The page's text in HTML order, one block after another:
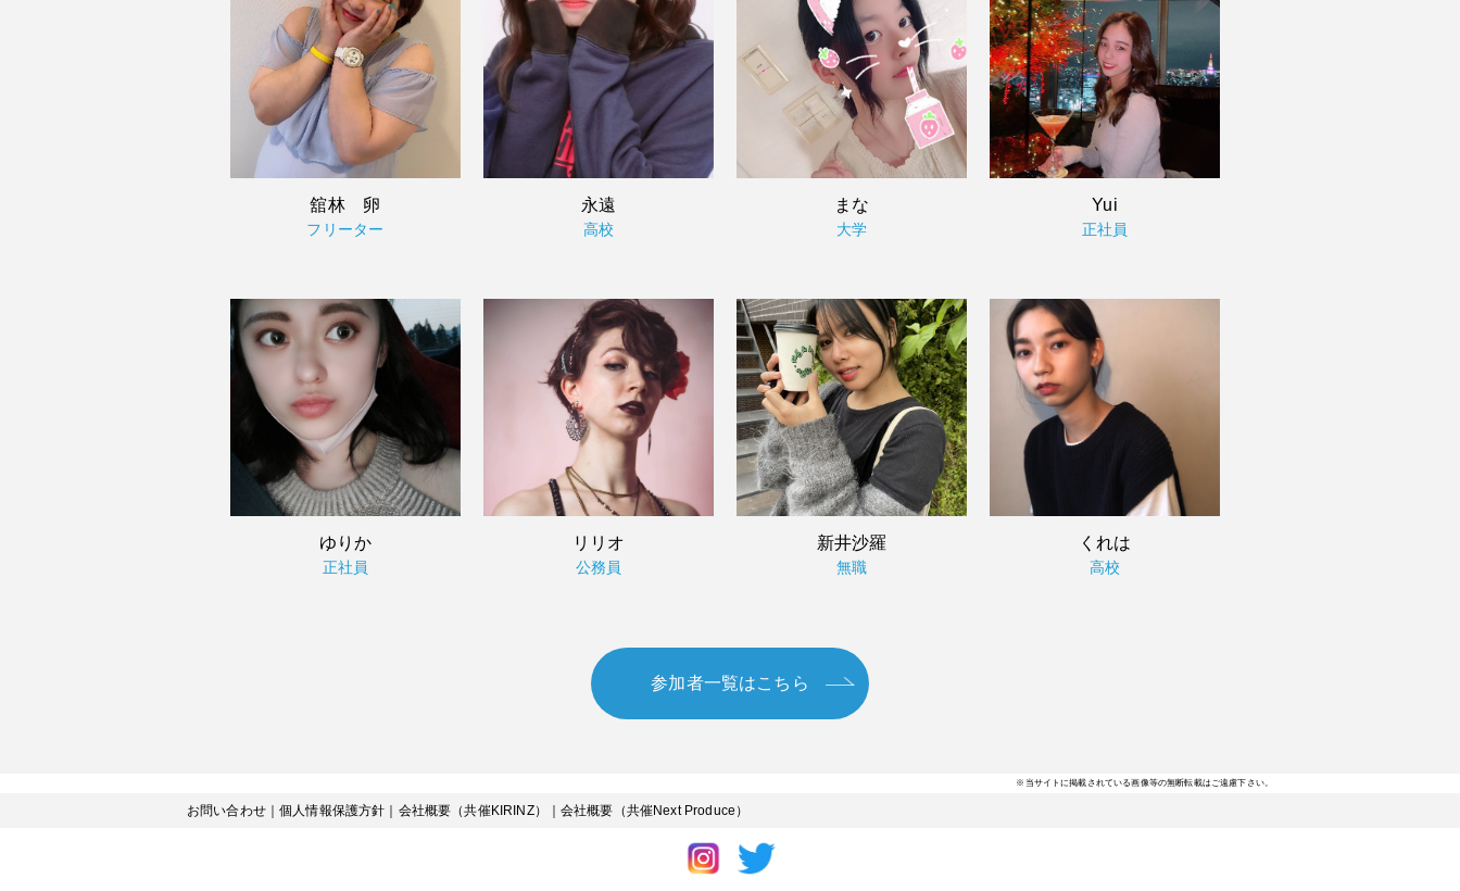
舘林 卵
フリーター
永遠
高校
まな
大学
Yui
正社員
ゆりか
正社員
リリオ
公務員
新井沙羅
無職
くれは
高校
参加者一覧はこちら
※当サイトに掲載されている画像等の無断転載はご遠慮下さい。
お問い合わせ｜個人情報保護方針 ｜ 会社概要（共催KIRINZ） ｜会社概要（共催Next Produce）